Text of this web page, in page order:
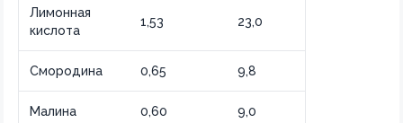
Лимонная
кислота
1,53 23,0
Смородина 0,65 9,8
Малина 0,60 9,0